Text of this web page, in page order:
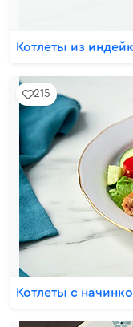
Котлеты из
215
Котлеты с